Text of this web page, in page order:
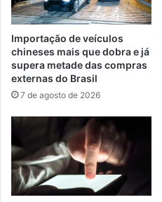
Importação de veículos
chineses mais que dobra e já
supera metade das compras
externas do Brasil
7 de agosto de 2026